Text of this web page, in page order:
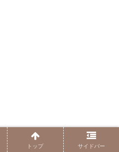
トップ サイドバー